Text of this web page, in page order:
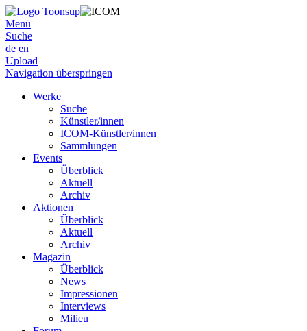
Menü
Suche
de en
Upload
Navigation überspringen
Werke
Suche
Künstler/innen
ICOM-Künstler/innen
Sammlungen
Events
Überblick
Aktuell
Archiv
Aktionen
Überblick
Aktuell
Archiv
Magazin
Überblick
News
Impressionen
Interviews
Milieu